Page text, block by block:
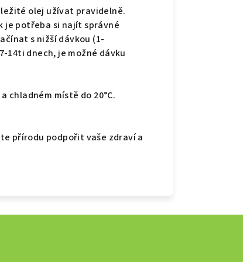
olej užívat pravidelně.
je potřeba si najít správné
s nižší dávkou (1-
14ti dnech, je možné dávku
chladném místě do 20°C.
přírodu podpořit vaše zdraví a